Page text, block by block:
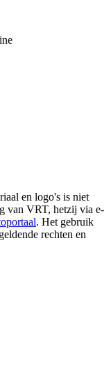
en logo's is niet
van VRT, hetzij via e-
. Het gebruik
rechten en